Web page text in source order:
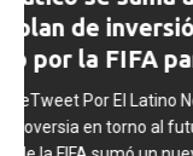
contra
la final del
inició una serie
Asociación del